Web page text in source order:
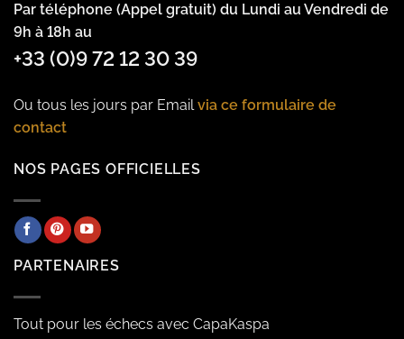
Par téléphone (Appel gratuit) du Lundi au Vendredi de
9h à 18h au
+33 (0)9 72 12 30 39
Ou tous les jours par Emailvia ce formulaire de
contact
NOS PAGES OFFICIELLES
PARTENAIRES
Tout pour les échecs avec CapaKaspa